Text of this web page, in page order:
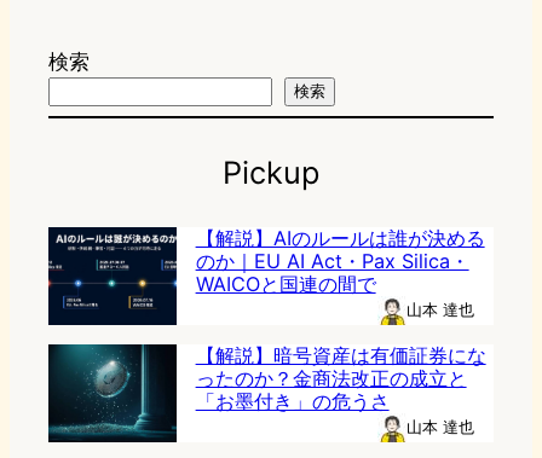
検索
検索
Pickup
【解説】AIのルールは誰が決める
のか｜EU AI Act・Pax Silica・
WAICOと国連の間で
山本 達也
【解説】暗号資産は有価証券にな
ったのか？金商法改正の成立と
「お墨付き」の危うさ
山本 達也